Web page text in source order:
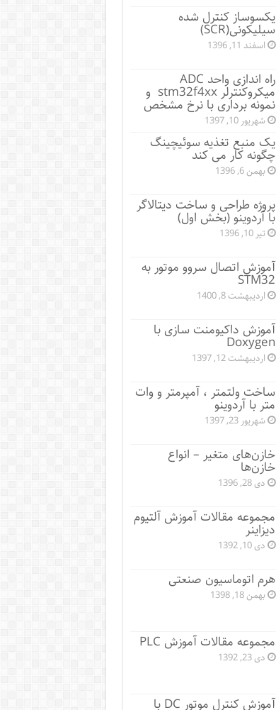
یکسوساز کنترل شده
سیلیکونی(SCR)
اسفند 11, 1396
راه اندازی واحد ADC
میکروکنترلر stm32f4xx و
نمونه برداری با نرخ مشخص
شهریور 10, 1397
یک منبع تغذیه سوئیچینگ
چگونه کار می کند
بهمن 6, 1396
پروژه طراحی و ساخت دیتالاگر
با آردوینو (بخش اول)
تیر 10, 1396
آموزش اتصال سروو موتور به
STM32
اردیبهشت 8, 1400
آموزش داکیومنت سازی با
Doxygen
اردیبهشت 12, 1397
ساخت ولتمتر ، آمپرمتر و وات
متر با آردوینو
شهریور 23, 1397
خازن‌های متغیر – انواع
خازن‌ها
دی 28, 1396
مجموعه مقالات آموزش آلتیوم
دیزاینر
دی 10, 1392
هرم اتوماسیون صنعتی
بهمن 18, 1398
مجموعه مقالات آموزش PLC
دی 23, 1392
آموزش کنترل موتور DC با